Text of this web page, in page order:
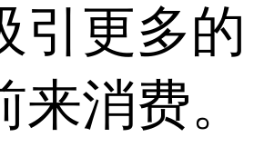
引更多的
来消费。